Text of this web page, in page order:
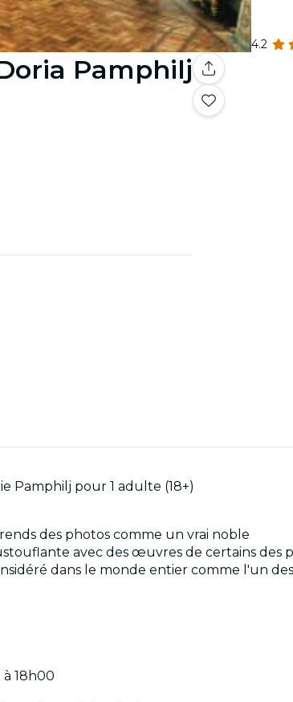
4.2
Pamphilj
Pamphilj pour 1 adulte (18+)
des photos comme un vrai noble
avec des œuvres de certains des
dans le monde entier comme l'un
18h00